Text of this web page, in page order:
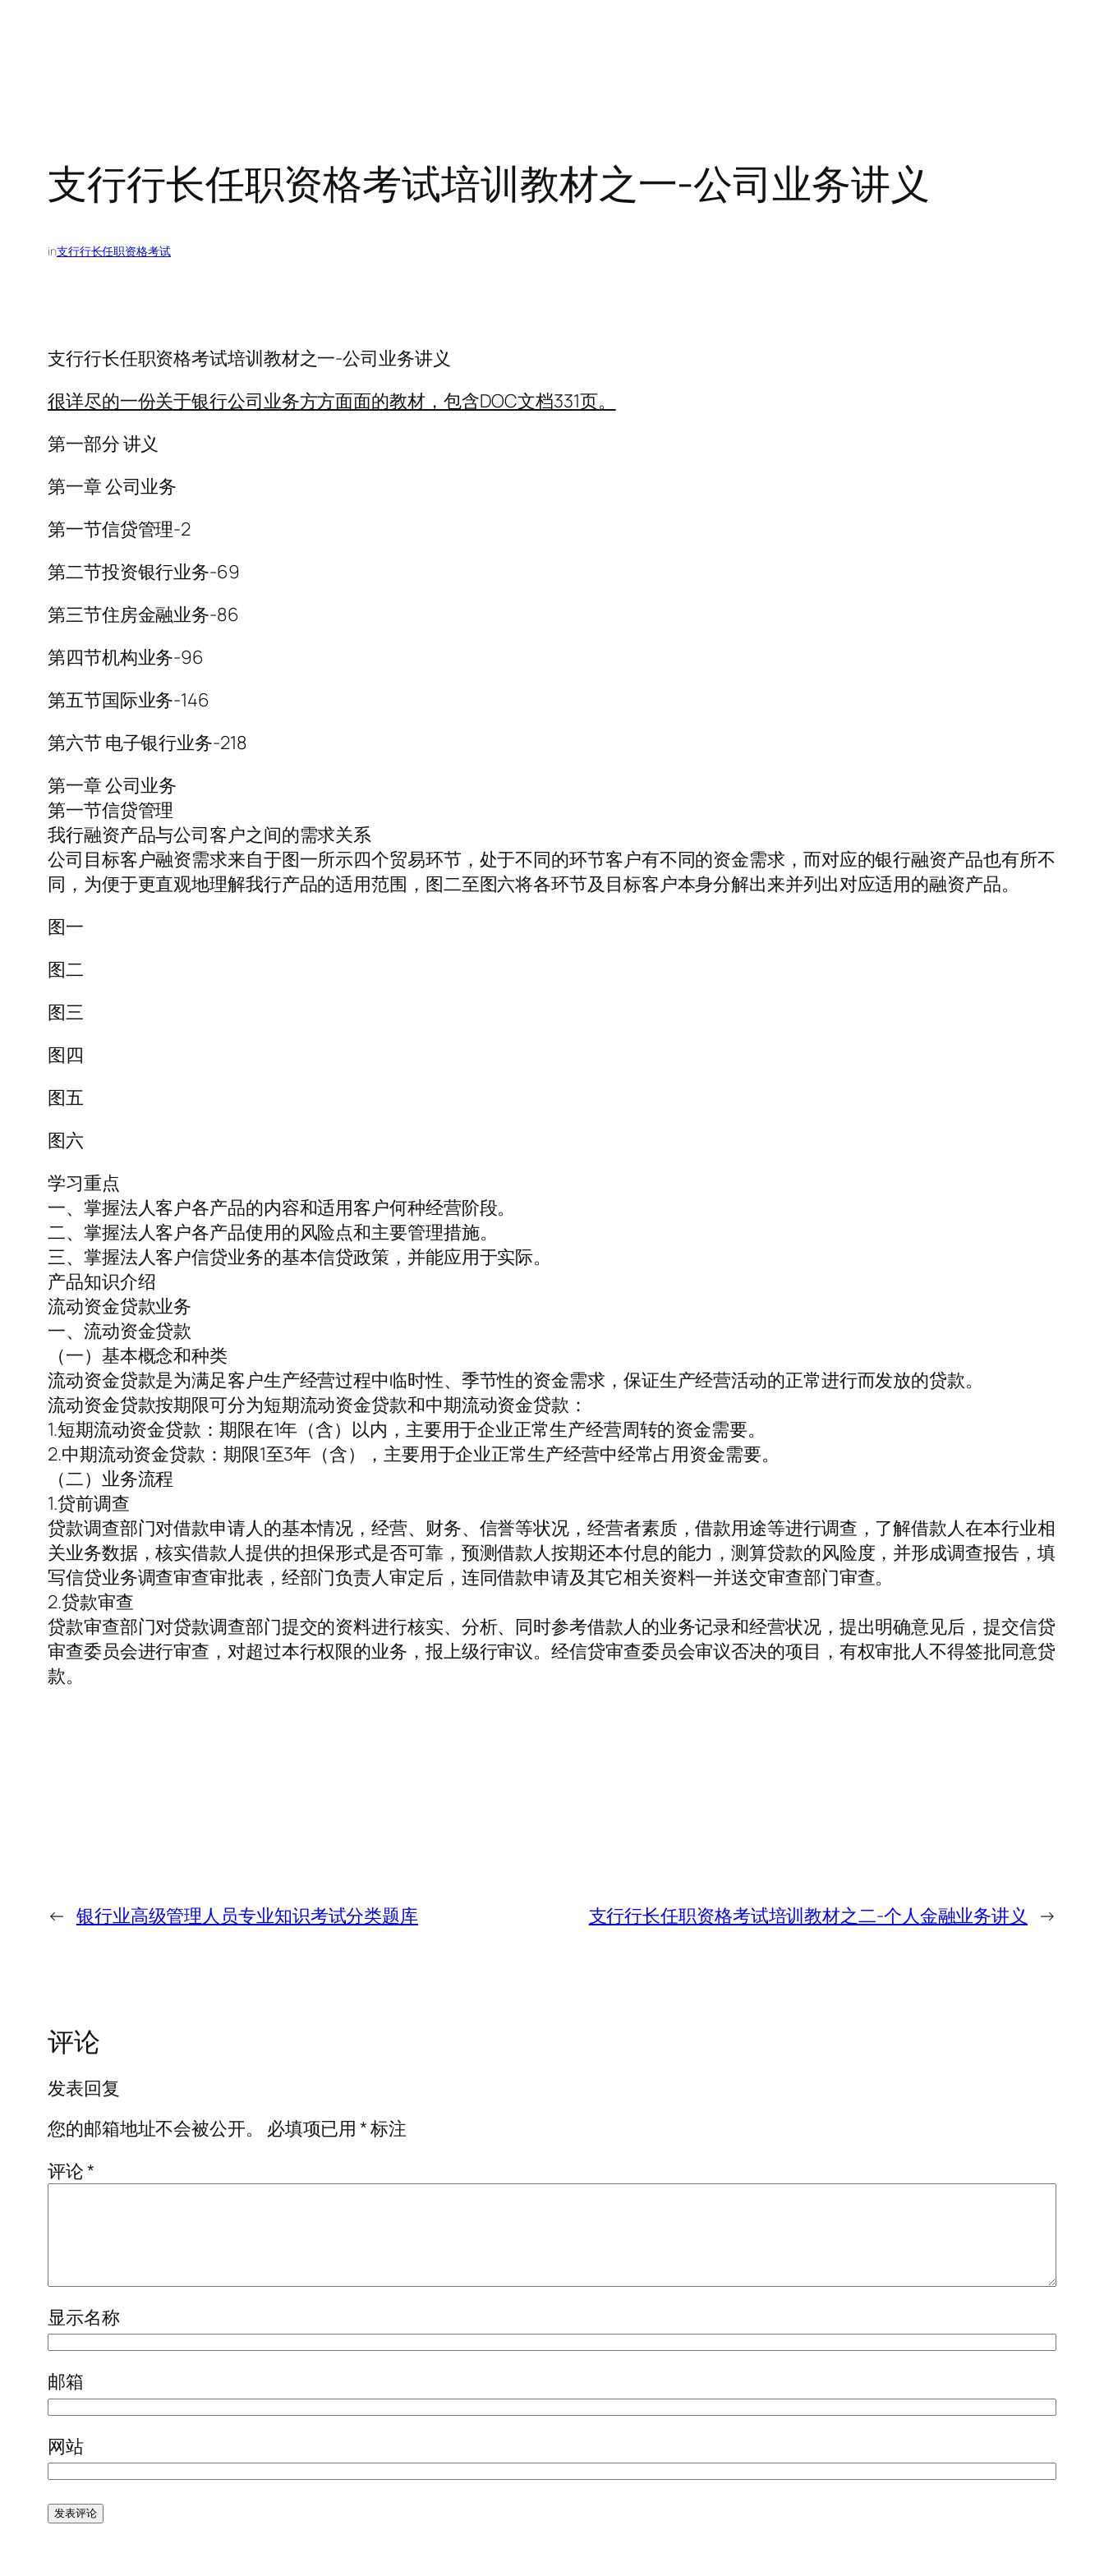
支行行长任职资格考试培训教材之一-公司业务讲义
in支行行长任职资格考试
支行行长任职资格考试培训教材之一-公司业务讲义
很详尽的一份关于银行公司业务方方面面的教材，包含DOC文档331页。
第一部分 讲义
第一章 公司业务
第一节信贷管理-2
第二节投资银行业务-69
第三节住房金融业务-86
第四节机构业务-96
第五节国际业务-146
第六节 电子银行业务-218
第一章 公司业务
第一节信贷管理
我行融资产品与公司客户之间的需求关系
公司目标客户融资需求来自于图一所示四个贸易环节，处于不同的环节客户有不同的资金需求，而对应的银行融资产品也有所不
同，为便于更直观地理解我行产品的适用范围，图二至图六将各环节及目标客户本身分解出来并列出对应适用的融资产品。
图一
图二
图三
图四
图五
图六
学习重点
一、掌握法人客户各产品的内容和适用客户何种经营阶段。
二、掌握法人客户各产品使用的风险点和主要管理措施。
三、掌握法人客户信贷业务的基本信贷政策，并能应用于实际。
产品知识介绍
流动资金贷款业务
一、流动资金贷款
（一）基本概念和种类
流动资金贷款是为满足客户生产经营过程中临时性、季节性的资金需求，保证生产经营活动的正常进行而发放的贷款。
流动资金贷款按期限可分为短期流动资金贷款和中期流动资金贷款：
1.短期流动资金贷款：期限在1年（含）以内，主要用于企业正常生产经营周转的资金需要。
2.中期流动资金贷款：期限1至3年（含），主要用于企业正常生产经营中经常占用资金需要。
（二）业务流程
1.贷前调查
贷款调查部门对借款申请人的基本情况，经营、财务、信誉等状况，经营者素质，借款用途等进行调查，了解借款人在本行业相
关业务数据，核实借款人提供的担保形式是否可靠，预测借款人按期还本付息的能力，测算贷款的风险度，并形成调查报告，填
写信贷业务调查审查审批表，经部门负责人审定后，连同借款申请及其它相关资料一并送交审查部门审查。
2.贷款审查
贷款审查部门对贷款调查部门提交的资料进行核实、分析、同时参考借款人的业务记录和经营状况，提出明确意见后，提交信贷
审查委员会进行审查，对超过本行权限的业务，报上级行审议。经信贷审查委员会审议否决的项目，有权审批人不得签批同意贷
款。
← 银行业高级管理人员专业知识考试分类题库 支行行长任职资格考试培训教材之二-个人金融业务讲义 →
评论
发表回复
您的邮箱地址不会被公开。
必填项已用*标注
评论*
显示名称
邮箱
网站